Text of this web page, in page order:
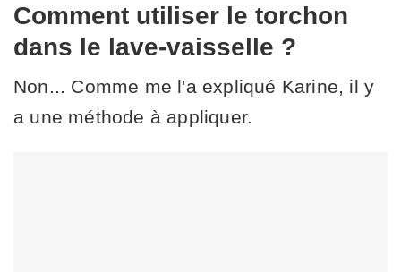
Comment utiliser le torchon
dans le lave-vaisselle ?
Non... Comme me l'a expliqué Karine, il y
a une méthode à appliquer.